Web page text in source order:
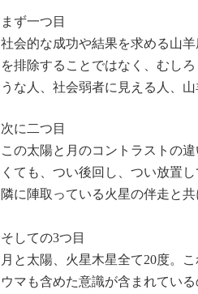
まず一つ目
社会的な成功や結果を求める山
を排除することではなく、むし
うな人、社会弱者に見える人、
次に二つ目
この太陽と月のコントラストの
くても、つい後回し、つい放置
隣に陣取っている火星の伴走と
そしての3つ目
月と太陽、火星木星全て20度。
ウマも含めた意識が含まれてい